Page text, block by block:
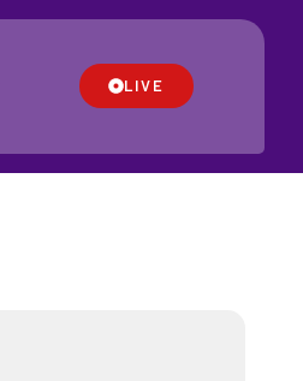
LIVE